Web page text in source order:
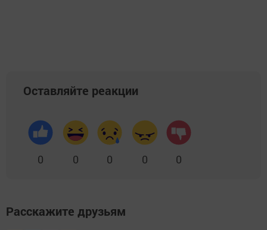
Оставляйте реакции
0 0 0 0 0
Расскажите друзьям